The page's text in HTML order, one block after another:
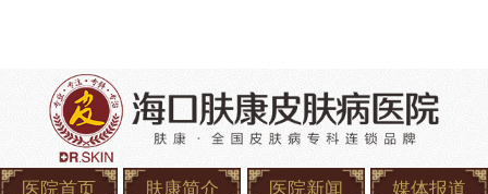
医院首页 肤康简介 医院新闻 媒体报道